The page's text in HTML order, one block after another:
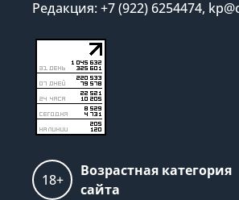
Редакция: +7 (922) 6254474,
18+
Возрастная категория
сайта